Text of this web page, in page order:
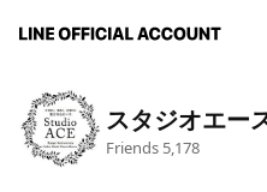
スタジオエ
Friends 5,178